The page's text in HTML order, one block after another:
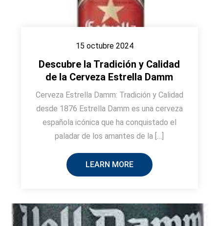
15 octubre 2024
Descubre la Tradición y Calidad
de la Cerveza Estrella Damm
Cerveza Estrella Damm: Tradición y Calidad
desde 1876 Estrella Damm es una cerveza
española icónica que ha conquistado el
paladar de los amantes de la […]
LEARN MORE